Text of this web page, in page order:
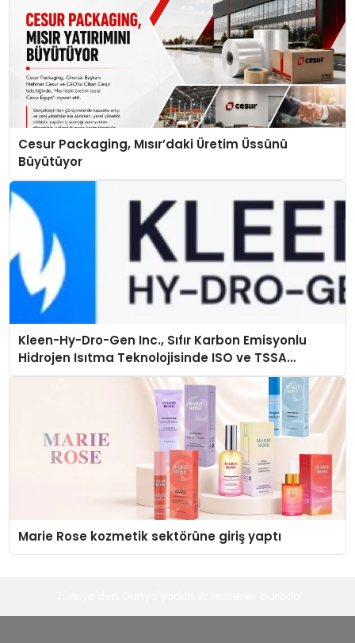
Cesur Packaging, Mısır’daki Üretim Üssünü
Büyütüyor
Kleen-Hy-Dro-Gen Inc., Sıfır Karbon Emisyonlu
Hidrojen Isıtma Teknolojisinde ISO ve TSSA
Düzenleyici Onaylarını Aldı
Marie Rose kozmetik sektörüne giriş yaptı